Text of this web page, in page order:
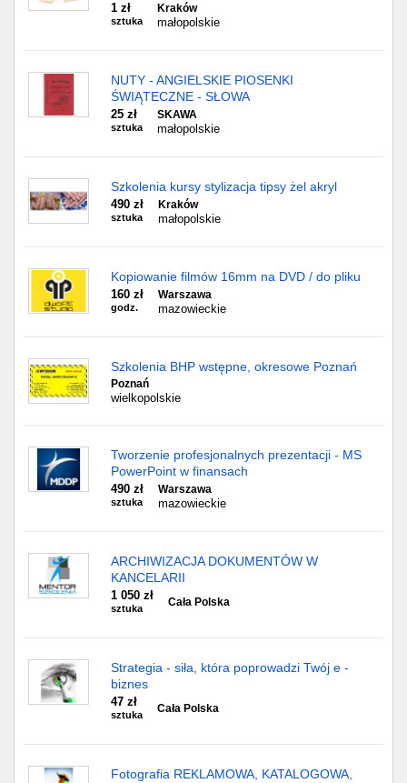
1 zł
sztuka
Kraków
małopolskie
NUTY - ANGIELSKIE PIOSENKI
ŚWIĄTECZNE - SŁOWA
25 zł
sztuka
SKAWA
małopolskie
Szkolenia kursy stylizacja tipsy żel akryl
490 zł
sztuka
Kraków
małopolskie
Kopiowanie filmów 16mm na DVD / do pliku
160 zł
godz.
Warszawa
mazowieckie
Szkolenia BHP wstępne, okresowe Poznań
Poznań
wielkopolskie
Tworzenie profesjonalnych prezentacji - MS
PowerPoint w finansach
490 zł
sztuka
Warszawa
mazowieckie
ARCHIWIZACJA DOKUMENTÓW W
KANCELARII
1 050 zł
sztuka
Cała Polska
Strategia - siła, która poprowadzi Twój e -
biznes
47 zł
sztuka
Cała Polska
Fotografia REKLAMOWA, KATALOGOWA,